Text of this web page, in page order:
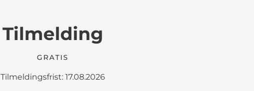
Tilmelding
GRATIS
Tilmeldingsfrist: 17.08.2026